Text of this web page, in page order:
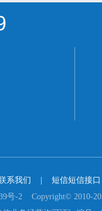
系我们 短信短信接口
号-2    Copyright© 2010-